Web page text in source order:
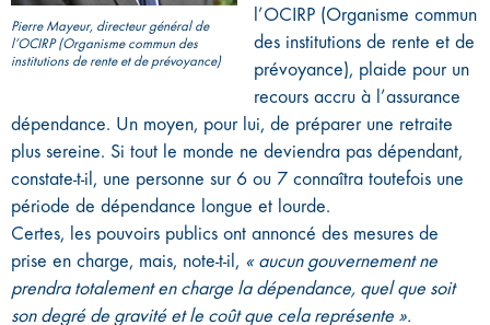
Pierre Mayeur, directeur général de
l’OCIRP (Organisme commun des
institutions de rente et de prévoyance)
l’OCIRP (Organisme commun
des institutions de rente et de
prévoyance), plaide pour un
recours accru à l’assurance
dépendance. Un moyen, pour lui, de préparer une retraite
plus sereine. Si tout le monde ne deviendra pas dépendant,
constate-t-il, une personne sur 6 ou 7 connaîtra toutefois une
période de dépendance longue et lourde.
Certes, les pouvoirs publics ont annoncé des mesures de
prise en charge, mais, note-t-il, « aucun gouvernement ne
prendra totalement en charge la dépendance, quel que soit
son degré de gravité et le coût que cela représente ».